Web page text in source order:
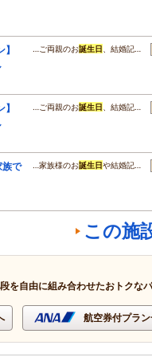
…ご両親のお誕生日 、結婚記…
…ご両親のお誕生日 、結婚記…
族で
…家族様のお誕生日や結婚記…
この施
を自由に組み合わせたおトクな
航空券付プラ